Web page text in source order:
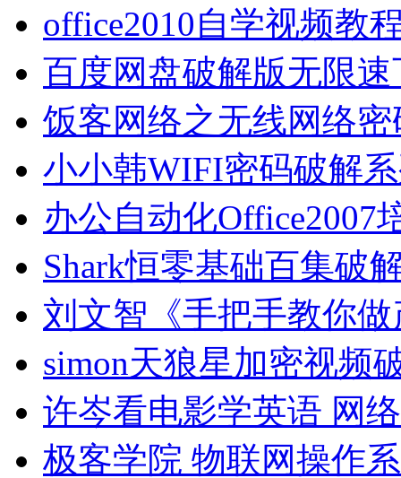
office2010自学视频教
百度网盘破解版无限
饭客网络之无线网络
小小韩WIFI密码破解
办公自动化Office2007
Shark恒零基础百集破
刘文智《手把手教你
simon天狼星加密视频
许岑看电影学英语 网
极客学院 物联网操作